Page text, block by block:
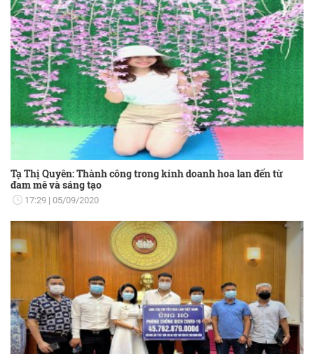
Tạ Thị Quyên: Thành công trong kinh doanh hoa lan đến từ
đam mê và sáng tạo
17:29 05/09/2020